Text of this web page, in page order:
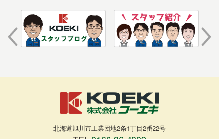
北海道旭川市工業団地2条1丁目2番22号